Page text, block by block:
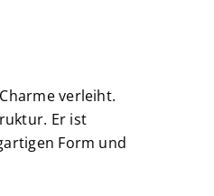
verleiht.
Er ist
Form und